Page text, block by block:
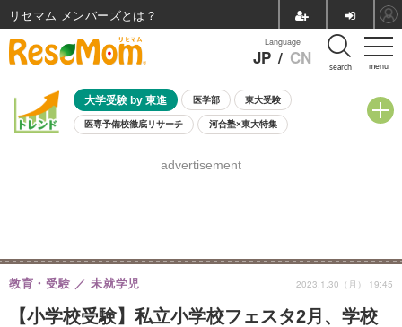
menu
Language
JP / CN search
大学受験 by 東進 医学部 東大受験
医専予備校徹底リサーチ 河合塾×東大特集
8月開催学校説明会・相談会
advertisement
【小学校受験】私立小学校フェスタ2月、学校
教育・受験 未就学児 2023.1.30（月） 19:45
リセマム メンバーズ